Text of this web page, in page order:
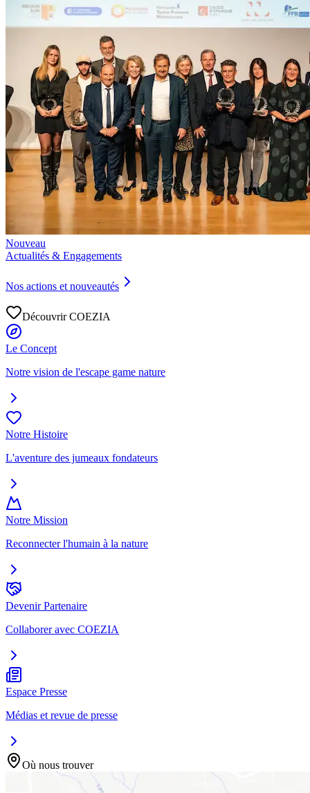
Nouveau
Actualités & Engagements
Nos actions et nouveautés
Découvrir COEZIA
Le Concept
Notre vision de l'escape game nature
Notre Histoire
L'aventure des jumeaux fondateurs
Notre Mission
Reconnecter l'humain à la nature
Devenir Partenaire
Collaborer avec COEZIA
Espace Presse
Médias et revue de presse
Où nous trouver